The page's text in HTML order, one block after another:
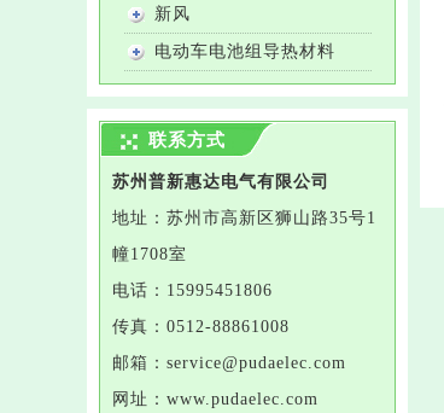
新风
电动车电池组导热材料
联系方式
苏州普新惠达电气有限公司
地址： 苏州市高新区狮山路35号1
幢1708室
电话： 15995451806
传真： 0512-88861008
邮箱：service@pudaelec.com
网址： www.pudaelec.com